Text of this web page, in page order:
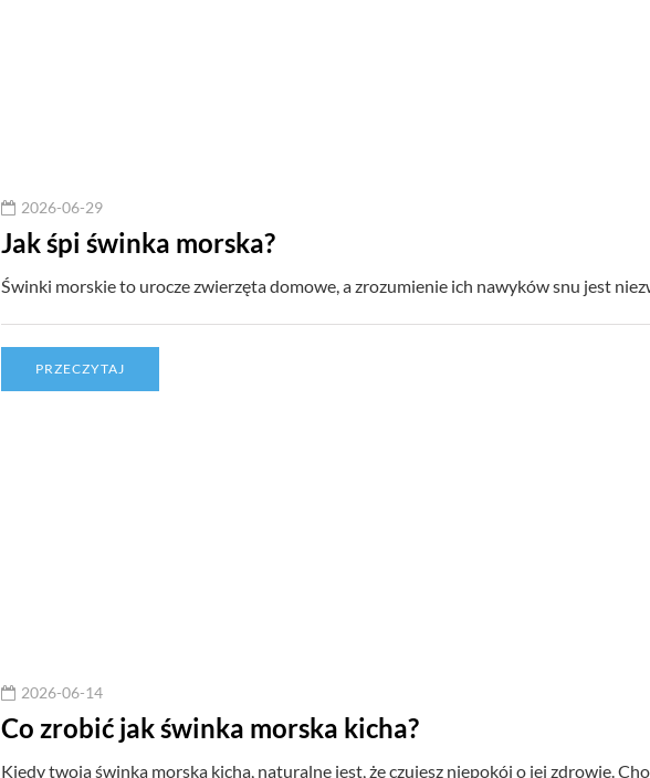
2026-06-29
Jak śpi świnka morska?
Świnki morskie to urocze zwierzęta domowe, a zrozumienie ich nawyków snu jest
PRZECZYTAJ
2026-06-14
Co zrobić jak świnka morska kicha?
Kiedy twoja świnka morska kicha, naturalne jest, że czujesz niepokój o jej zdrowie.